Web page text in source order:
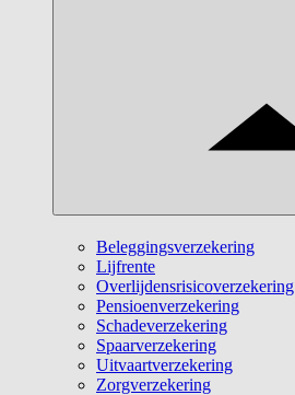
Beleggingsverzekering
Lijfrente
Overlijdensrisicoverzekering
Pensioenverzekering
Schadeverzekering
Spaarverzekering
Uitvaartverzekering
Zorgverzekering